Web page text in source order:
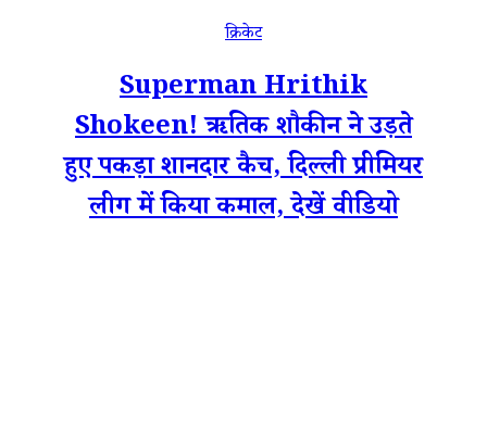
क्रिकेट
Superman Hrithik
Shokeen! ऋतिक शौकीन ने उड़ते
हुए पकड़ा शानदार कैच, दिल्ली प्रीमियर
लीग में किया कमाल, देखें वीडियो